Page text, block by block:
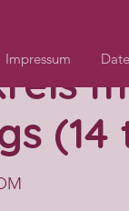
Impressum
(14